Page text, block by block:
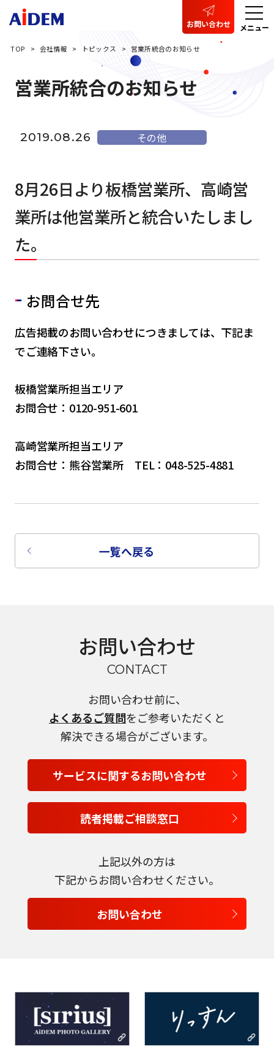
お問い合わせ メニュー
TOP 会社情報 トピックス 営業所統合のお知らせ
営業所統合のお知らせ
2019.08.26 その他
8月26日より板橋営業所、高崎営
業所は他営業所と統合いたしまし
た。
お問合せ先
広告掲載のお問い合わせにつきましては、下記ま
でご連絡下さい。
板橋営業所担当エリア
お問合せ：0120-951-601
高崎営業所担当エリア
お問合せ：熊谷営業所 TEL：048-525-4881
一覧へ戻る
お問い合わせ
CONTACT
お問い合わせ前に、
よくあるご質問をご参考いただくと
解決できる場合がございます。
サービスに関するお問い合わせ
読者掲載ご相談窓口
上記以外の方は
下記からお問い合わせください。
お問い合わせ